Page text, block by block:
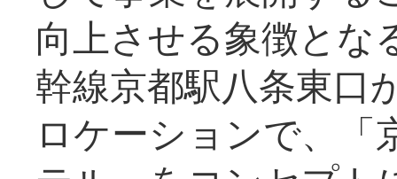
向上させる象徴とな
幹線京都駅八条東口
ロケーションで、「